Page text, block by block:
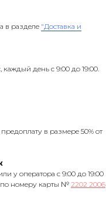
в разделе "Доставка и
каждый день с 9:00 до 19:00.
в размере 50% от
у оператора с 9:00 до 19:00
номеру карты № 2202 2006